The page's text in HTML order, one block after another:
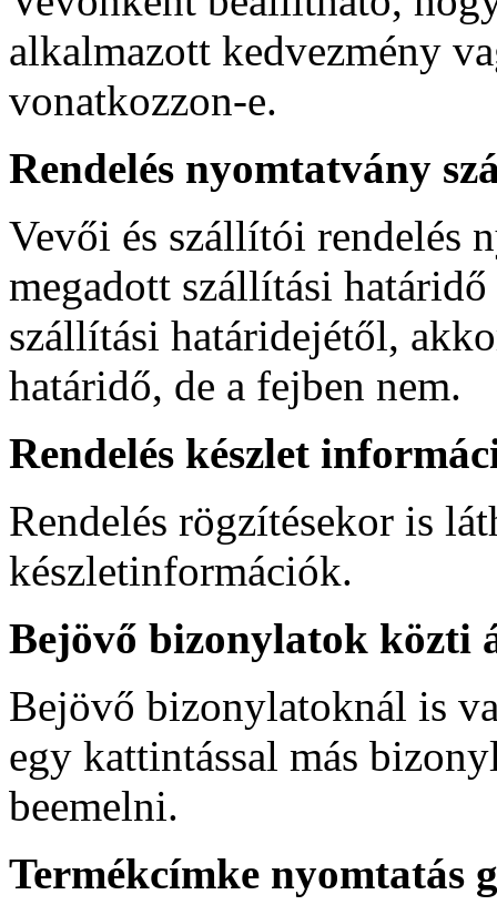
alkalmazott kedvezmény
vonatkozzon-e.
Rendelés nyomtatvány
Vevői és szállítói rendelés
megadott szállítási
szállítási határidejétől,
határidő, de a fejben nem.
Rendelés készlet
Rendelés rögzítésekor is
készletinformációk.
Bejövő bizonylatok közti
Bejövő bizonylatoknál is
egy kattintással más
beemelni.
Termékcímke nyomtatás